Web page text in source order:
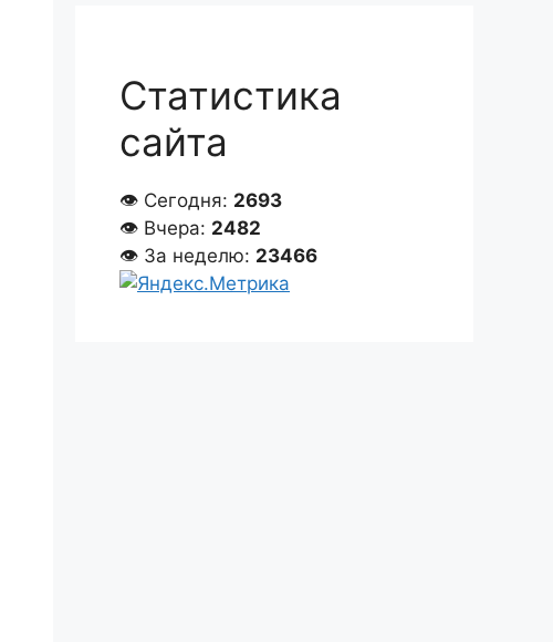
Статистика
сайта
👁 Сегодня: 2693
👁 Вчера: 2482
👁 За неделю: 23466